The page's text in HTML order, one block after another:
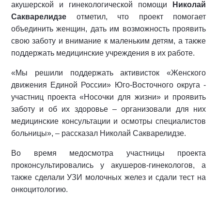
акушерской и гинекологической помощи
Николай
Сакварелидзе отметил, что проект помогает
объединить женщин, дать им возможность проявить
свою заботу и внимание к маленьким детям, а также
поддержать медицинские учреждения в их работе.
«Мы решили поддержать активисток «Женского
движения Единой России» Юго-Восточного округа -
участниц проекта «Носочки для жизни» и проявить
заботу и об их здоровье – организовали для них
медицинские консультации и осмотры специалистов
больницы», – рассказал Николай Сакварелидзе.
Во время медосмотра участницы проекта
проконсультировались у акушеров-гинекологов, а
также сделали УЗИ молочных желез и сдали тест на
онкоцитологию.